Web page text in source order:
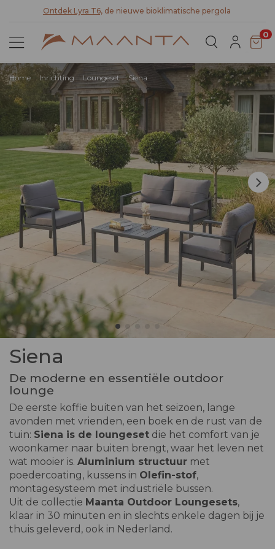
Ontdek Lyra T6,de nieuwe bioklimatische pergola
0
Home Inrichting Loungeset Siena
Siena
De moderne en essentiële outdoor
lounge
De eerste koffie buiten van het seizoen, lange
avonden met vrienden, een boek en de rust van de
tuin: Siena is de loungeset die het comfort van je
woonkamer naar buiten brengt, waar het leven net
wat mooier is. Aluminium structuur met
poedercoating, kussens in Olefin-stof,
montagesysteem met industriële bussen.
Uit de collectie Maanta Outdoor Loungesets,
klaar in 30 minuten en in slechts enkele dagen bij je
thuis geleverd, ook in Nederland.